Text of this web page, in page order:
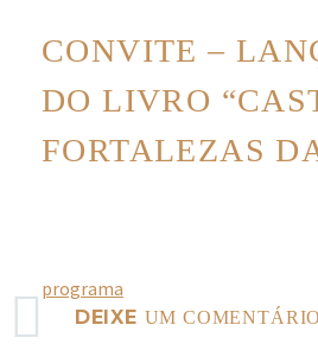
CONVITE –
DO LIVRO
FORTALEZAS
programa
DEIXE UM COMENTÁRIO